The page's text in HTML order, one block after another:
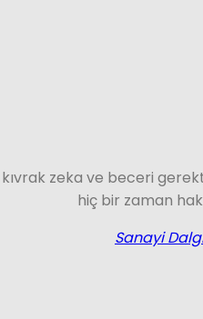
zeka ve beceri
hiç bir zaman
Sanayi